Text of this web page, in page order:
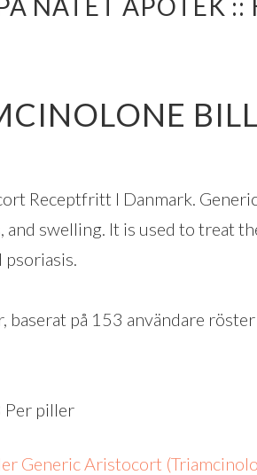
NÄTET APOTEK
Receptfritt I Danmark.
and swelling. It is used to treat
psoriasis.
baserat på 153 användare röster
Per piller
Generic Aristocort